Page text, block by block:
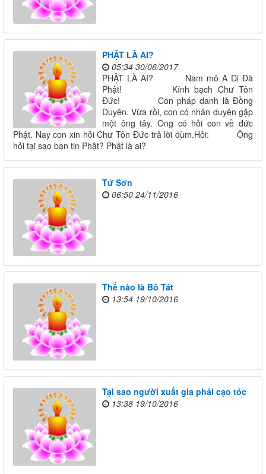
PHẬT LÀ AI?
05:34 30/06/2017
PHẬT LÀ AI? Nam mô A Di Đà
Phật! Kính bạch Chư Tôn
Đức! Con pháp danh là Đồng
Duyên. Vừa rồi, con có nhân duyên gặp
một ông tây. Ông có hỏi con về đức
Phật. Nay con xin hỏi Chư Tôn Đức trả lời dùm.Hỏi: Ông
hỏi tại sao bạn tin Phật? Phật là ai?
Tứ Sơn
06:50 24/11/2016
Thế nào là Bồ Tát
13:54 19/10/2016
Tại sao người xuất gia phải cạo tóc
13:38 19/10/2016